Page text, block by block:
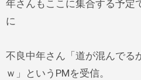
年さんもここに集合する予定
に
不良中年さん「道が混んでる
ｗ」というPMを受信。